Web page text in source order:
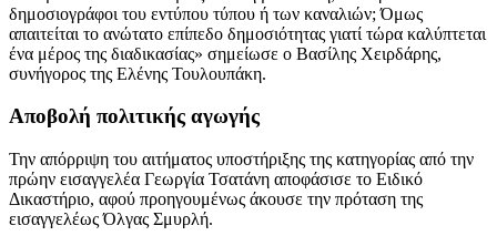
δημοσιογράφοι του εντύπου τύπου ή των καναλιών; Όμως
απαιτείται το ανώτατο επίπεδο δημοσιότητας γιατί τώρα καλύπτεται
ένα μέρος της διαδικασίας» σημείωσε ο Βασίλης Χειρδάρης,
συνήγορος της Ελένης Τουλουπάκη.
Αποβολή πολιτικής αγωγής
Την απόρριψη του αιτήματος υποστήριξης της κατηγορίας από την
πρώην εισαγγελέα Γεωργία Τσατάνη αποφάσισε το Ειδικό
Δικαστήριο, αφού προηγουμένως άκουσε την πρόταση της
εισαγγελέως Όλγας Σμυρλή.